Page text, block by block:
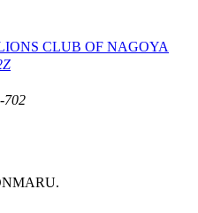
CLUB OF NAGOYA